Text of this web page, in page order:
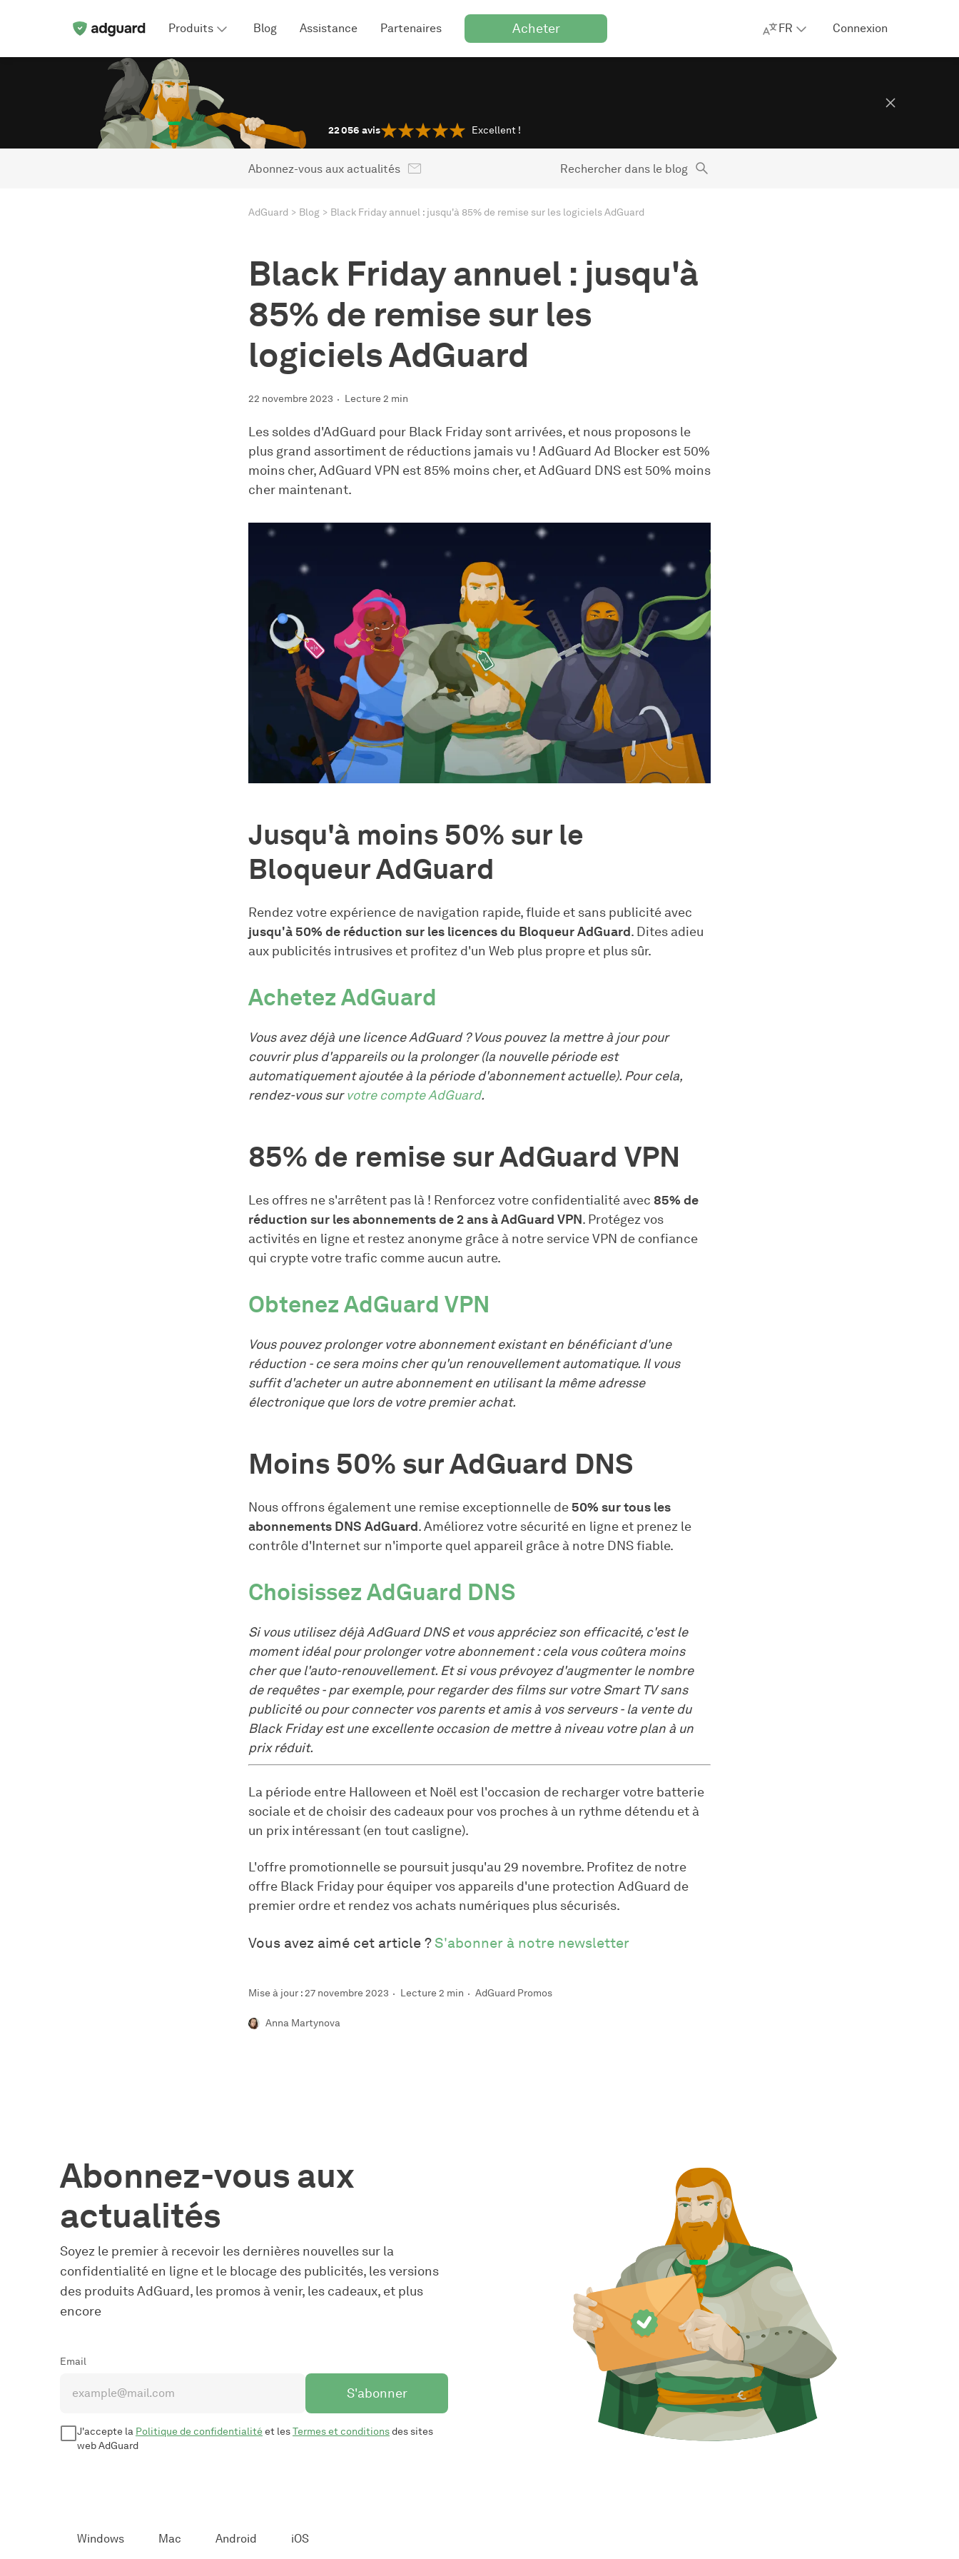
Produits Blog Assistance Partenaires Acheter FR Connexion
22 056 avis Excellent !
Abonnez-vous aux actualités Rechercher dans le blog
AdGuard Blog Black Friday annuel : jusqu'à 85% de remise sur les logiciels AdGuard
Black Friday annuel : jusqu'à
85% de remise sur les
logiciels AdGuard
22 novembre 2023 Lecture 2 min
Les soldes d'AdGuard pour Black Friday sont arrivées, et nous proposons le
plus grand assortiment de réductions jamais vu ! AdGuard Ad Blocker est 50%
moins cher, AdGuard VPN est 85% moins cher, et AdGuard DNS est 50% moins
cher maintenant.
Jusqu'à moins 50% sur le
Bloqueur AdGuard
Rendez votre expérience de navigation rapide, fluide et sans publicité avec
jusqu'à 50% de réduction sur les licences du Bloqueur AdGuard. Dites adieu
aux publicités intrusives et profitez d'un Web plus propre et plus sûr.
Achetez AdGuard
Vous avez déjà une licence AdGuard ? Vous pouvez la mettre à jour pour
couvrir plus d'appareils ou la prolonger (la nouvelle période est
automatiquement ajoutée à la période d'abonnement actuelle). Pour cela,
rendez-vous survotre compte AdGuard.
85% de remise sur AdGuard VPN
Les offres ne s'arrêtent pas là ! Renforcez votre confidentialité avec 85% de
réduction sur les abonnements de 2 ans à AdGuard VPN. Protégez vos
activités en ligne et restez anonyme grâce à notre service VPN de confiance
qui crypte votre trafic comme aucun autre.
Obtenez AdGuard VPN
Vous pouvez prolonger votre abonnement existant en bénéficiant d'une
réduction - ce sera moins cher qu'un renouvellement automatique. Il vous
suffit d'acheter un autre abonnement en utilisant la même adresse
électronique que lors de votre premier achat.
Moins 50% sur AdGuard DNS
Nous offrons également une remise exceptionnelle de50% sur tous les
abonnements DNS AdGuard. Améliorez votre sécurité en ligne et prenez le
contrôle d'Internet sur n'importe quel appareil grâce à notre DNS fiable.
Choisissez AdGuard DNS
Si vous utilisez déjà AdGuard DNS et vous appréciez son efficacité, c'est le
moment idéal pour prolonger votre abonnement : cela vous coûtera moins
cher que l'auto-renouvellement. Et si vous prévoyez d'augmenter le nombre
de requêtes - par exemple, pour regarder des films sur votre Smart TV sans
publicité ou pour connecter vos parents et amis à vos serveurs - la vente du
Black Friday est une excellente occasion de mettre à niveau votre plan à un
prix réduit.
La période entre Halloween et Noël est l'occasion de recharger votre batterie
sociale et de choisir des cadeaux pour vos proches à un rythme détendu et à
un prix intéressant (en tout casligne).
L'offre promotionnelle se poursuit jusqu'au 29 novembre. Profitez de notre
offre Black Friday pour équiper vos appareils d'une protection AdGuard de
premier ordre et rendez vos achats numériques plus sécurisés.
Vous avez aimé cet article ?S'abonner à notre newsletter
Mise à jour : 27 novembre 2023 Lecture 2 min AdGuard Promos
Anna Martynova
Abonnez-vous aux
actualités
Soyez le premier à recevoir les dernières nouvelles sur la
confidentialité en ligne et le blocage des publicités, les versions
des produits AdGuard, les promos à venir, les cadeaux, et plus
encore
Email
S'abonner
J'accepte la Politique de confidentialitéet lesTermes et conditionsdes sites
web AdGuard
Windows Mac Android iOS